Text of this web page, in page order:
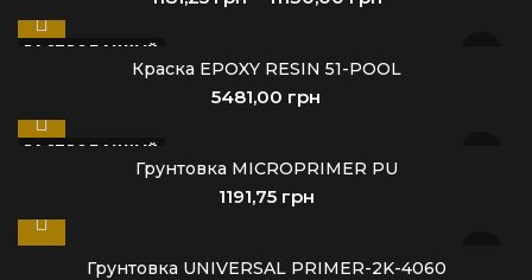
РАСПРОДАННЫЙ
Краска EPOXY RESIN 51-POOL
грн
РАСПРОДАННЫЙ
Грунтовка MICROPRIMER PU
грн
Грунтовка UNIVERSAL PRIMER-2K-4060